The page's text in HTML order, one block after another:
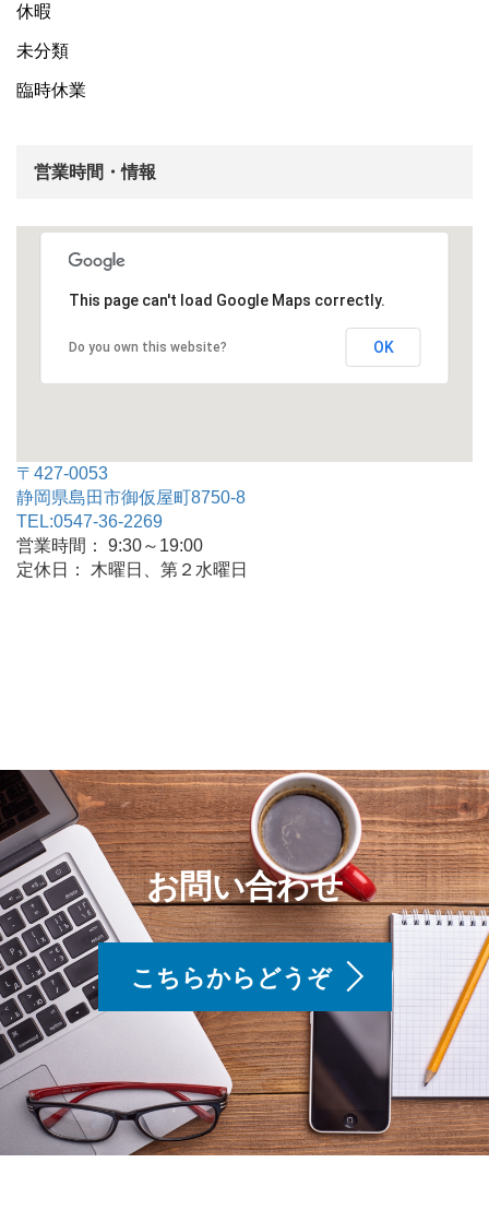
休暇
未分類
臨時休業
営業時間・情報
This page can't load Google Maps correctly.
Do you own this website? OK
〒427-0053
静岡県島田市御仮屋町8750-8
TEL:0547-36-2269
営業時間： 9:30～19:00
定休日： 木曜日、第２水曜日
お問い合わせ
こちらからどうぞ